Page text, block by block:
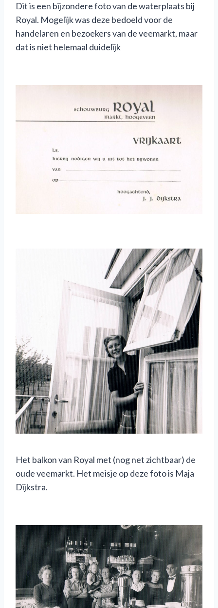
Dit is een bijzondere foto van de waterplaats bij
Royal. Mogelijk was deze bedoeld voor de
handelaren en bezoekers van de veemarkt, maar
dat is niet helemaal duidelijk
Het balkon van Royal met (nog net zichtbaar) de
oude veemarkt. Het meisje op deze foto is Maja
Dijkstra.